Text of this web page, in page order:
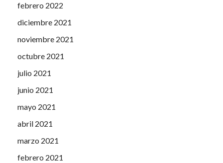
febrero 2022
diciembre 2021
noviembre 2021
octubre 2021
julio 2021
junio 2021
mayo 2021
abril 2021
marzo 2021
febrero 2021